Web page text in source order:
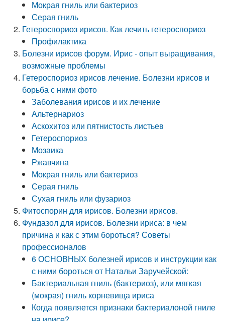
Мокрая гниль или бактериоз
Серая гниль
Гетероспориоз ирисов. Как лечить гетероспориоз
Профилактика
Болезни ирисов форум. Ирис - опыт выращивания,
возможные проблемы
Гетероспориоз ирисов лечение. Болезни ирисов и
борьба с ними фото
Заболевания ирисов и их лечение
Альтернариоз
Аскохитоз или пятнистость листьев
Гетероспориоз
Мозаика
Ржавчина
Мокрая гниль или бактериоз
Серая гниль
Сухая гниль или фузариоз
Фитоспорин для ирисов. Болезни ирисов.
Фундазол для ирисов. Болезни ириса: в чем
причина и как с этим бороться? Советы
профессионалов
6 ОСНОВНЫХ болезней ирисов и инструкции как
с ними бороться от Натальи Заручейской:
Бактериальная гниль (бактериоз), или мягкая
(мокрая) гниль корневища ириса
Когда появляется признаки бактериалоной гниле